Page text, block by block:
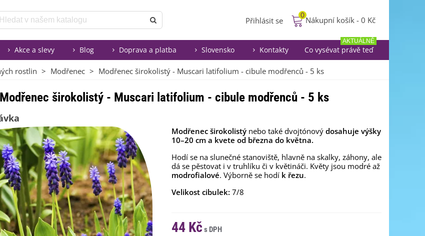
Přihlásit se
0
Nákupní košík - 0 Kč
Akce a slevy Blog Doprava a platba Slovensko Kontakty Co vysévat právě teď
AKTUÁLNĚ
rostlin > Modřenec > Modřenec širokolistý - Muscari latifolium - cibule modřenců - 5 ks
Modřenec širokolistý - Muscari latifolium - cibule modřenců - 5 ks
Modřenec širokolistý nebo také dvojtónový dosahuje výšky
10–20 cm a kvete od března do května.
Hodí se na slunečné stanoviště, hlavně na skalky, záhony, ale
dá se pěstovat i v truhlíku či v květináči. Květy jsou modré až
modrofialové. Výborně se hodí k řezu.
Velikost cibulek: 7/8
44 Kč